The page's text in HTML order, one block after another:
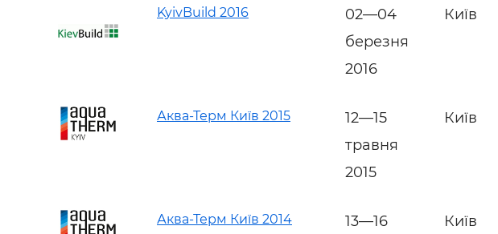
KyivBuild 2016
02—04
березня
2016
Київ
Аква-Терм Київ 2015
12—15
травня
2015
Київ
Аква-Терм Київ 2014
13—16
Київ